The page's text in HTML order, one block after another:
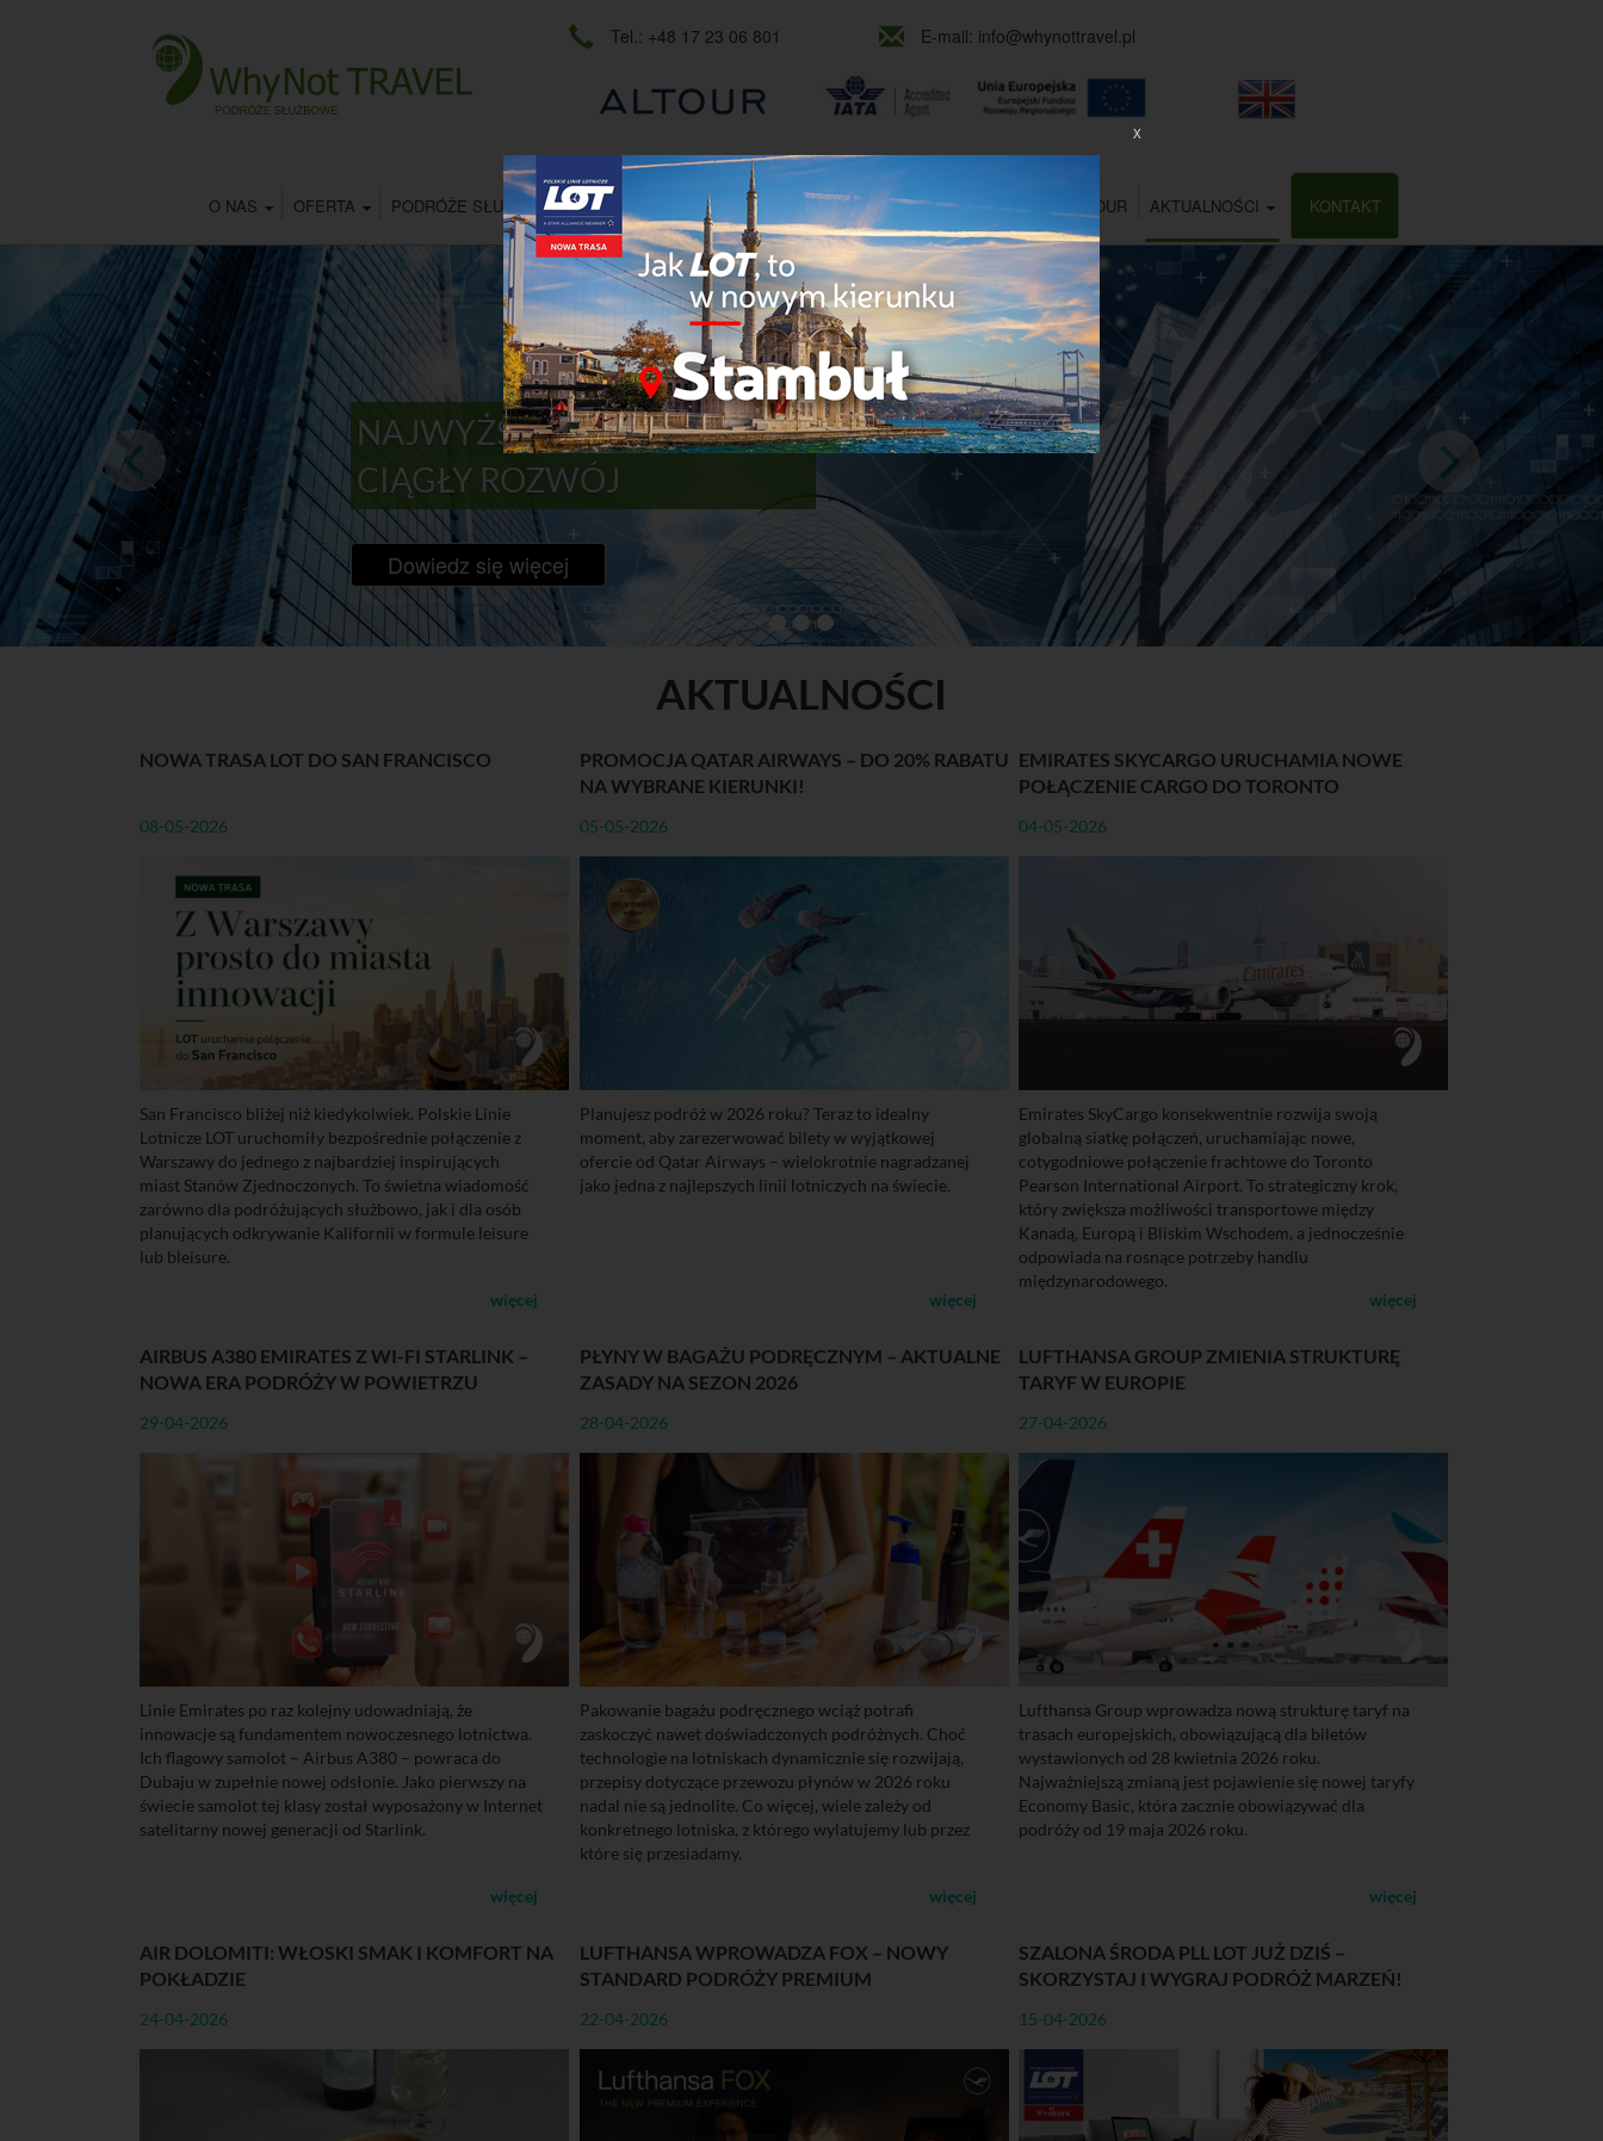
Tel.: +48 17 23 06 801 E-mail: info@whynottravel.pl
O NAS OFERTA PODRÓŻE SŁUŻBOWE MICE KONGRESY I KONFERENCJE E-TECHNOLOGIE ALTOUR AKTUALNOŚCI KONTAKT
NAJWYŻSZY POZIOM USŁUG
CIĄGŁY ROZWÓJ
Dowiedz się więcej
AKTUALNOŚCI
NOWA TRASA LOT DO SAN FRANCISCO
08-05-2026
San Francisco bliżej niż kiedykolwiek. Polskie Linie
Lotnicze LOT uruchomiły bezpośrednie połączenie z
Warszawy do jednego z najbardziej inspirujących
miast Stanów Zjednoczonych. To świetna wiadomość
zarówno dla podróżujących służbowo, jak i dla osób
planujących odkrywanie Kalifornii w formule leisure
lub bleisure.
więcej
PROMOCJA QATAR AIRWAYS – DO 20% RABATU
NA WYBRANE KIERUNKI!
05-05-2026
Planujesz podróż w 2026 roku? Teraz to idealny
moment, aby zarezerwować bilety w wyjątkowej
ofercie od Qatar Airways – wielokrotnie nagradzanej
jako jedna z najlepszych linii lotniczych na świecie.
więcej
EMIRATES SKYCARGO URUCHAMIA NOWE
POŁĄCZENIE CARGO DO TORONTO
04-05-2026
Emirates SkyCargo konsekwentnie rozwija swoją
globalną siatkę połączeń, uruchamiając nowe,
cotygodniowe połączenie frachtowe do Toronto
Pearson International Airport. To strategiczny krok,
który zwiększa możliwości transportowe między
Kanadą, Europą i Bliskim Wschodem, a jednocześnie
odpowiada na rosnące potrzeby handlu
międzynarodowego.
więcej
AIRBUS A380 EMIRATES Z WI-FI STARLINK –
NOWA ERA PODRÓŻY W POWIETRZU
29-04-2026
Linie Emirates po raz kolejny udowadniają, że
innowacje są fundamentem nowoczesnego lotnictwa.
Ich flagowy samolot – Airbus A380 – powraca do
Dubaju w zupełnie nowej odsłonie. Jako pierwszy na
świecie samolot tej klasy został wyposażony w Internet
satelitarny nowej generacji od Starlink.
więcej
PŁYNY W BAGAŻU PODRĘCZNYM – AKTUALNE
ZASADY NA SEZON 2026
28-04-2026
Pakowanie bagażu podręcznego wciąż potrafi
zaskoczyć nawet doświadczonych podróżnych. Choć
technologie na lotniskach dynamicznie się rozwijają,
przepisy dotyczące przewozu płynów w 2026 roku
nadal nie są jednolite. Co więcej, wiele zależy od
konkretnego lotniska, z którego wylatujemy lub przez
które się przesiadamy.
więcej
LUFTHANSA GROUP ZMIENIA STRUKTURĘ
TARYF W EUROPIE
27-04-2026
Lufthansa Group wprowadza nową strukturę taryf na
trasach europejskich, obowiązującą dla biletów
wystawionych od 28 kwietnia 2026 roku.
Najważniejszą zmianą jest pojawienie się nowej taryfy
Economy Basic, która zacznie obowiązywać dla
podróży od 19 maja 2026 roku.
więcej
AIR DOLOMITI: WŁOSKI SMAK I KOMFORT NA
POKŁADZIE
24-04-2026
LUFTHANSA WPROWADZA FOX – NOWY
STANDARD PODRÓŻY PREMIUM
22-04-2026
SZALONA ŚRODA PLL LOT JUŻ DZIŚ –
SKORZYSTAJ I WYGRAJ PODRÓŻ MARZEŃ!
15-04-2026
X